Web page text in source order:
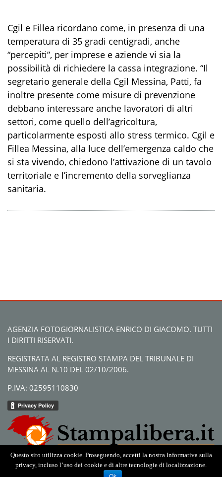
Cgil e Fillea ricordano come, in presenza di una
temperatura di 35 gradi centigradi, anche
“percepiti”, per imprese e aziende vi sia la
possibilità di richiedere la cassa integrazione. “Il
segretario generale della Cgil Messina, Patti, fa
inoltre presente come misure di prevenzione
debbano interessare anche lavoratori di altri
settori, come quello dell’agricoltura,
particolarmente esposti allo stress termico. Cgil e
Fillea Messina, alla luce dell’emergenza caldo che
si sta vivendo, chiedono l’attivazione di un tavolo
territoriale e l’incremento della sorveglianza
sanitaria.
AGENZIA FOTOGIORNALISTICA ENRICO DI GIACOMO. TUTTI
I DIRITTI RISERVATI.
REGISTRATA AL REGISTRO STAMPA DEL TRIBUNALE DI
MESSINA AL N.10 DEL 02/10/2006.
P.IVA: 02595110830
Questo sito utilizza cookie. Proseguendo, accetti la nostra Informativa sulla
privacy, incluso l’uso dei cookie e di altre tecnologie di localizzazione.